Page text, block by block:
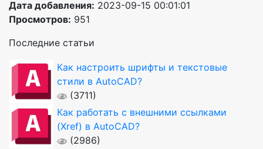
Дата добавления: 2023-09-15 00:01:01
Просмотров: 951
Последние статьи
Как настроить шрифты и текстовые
стили в AutoCAD?
(3711)
Как работать с внешними ссылками
(Xref) в AutoCAD?
(2986)